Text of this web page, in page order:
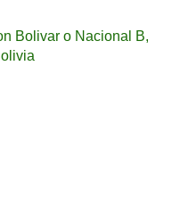
Bolivar o Nacional B,